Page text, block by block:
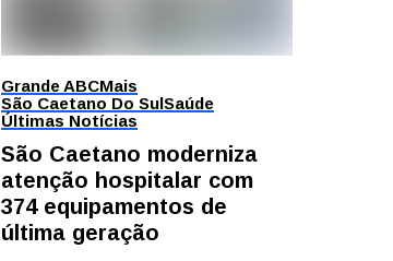
Grande ABCMais
São Caetano Do SulSaúde
Últimas Notícias
São Caetano moderniza
atenção hospitalar com
374 equipamentos de
última geração